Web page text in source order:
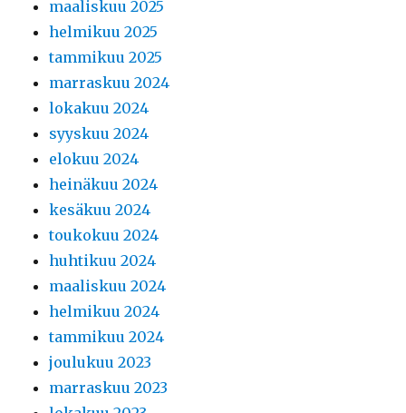
maaliskuu 2025
helmikuu 2025
tammikuu 2025
marraskuu 2024
lokakuu 2024
syyskuu 2024
elokuu 2024
heinäkuu 2024
kesäkuu 2024
toukokuu 2024
huhtikuu 2024
maaliskuu 2024
helmikuu 2024
tammikuu 2024
joulukuu 2023
marraskuu 2023